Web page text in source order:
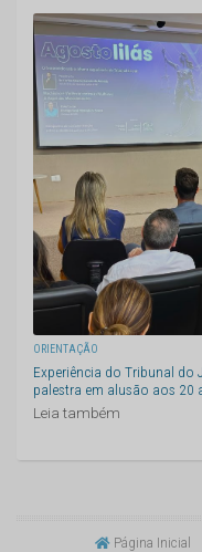
ORIENTAÇÃO
Experiência do Tribunal do
palestra em alusão aos 20
Leia também
Página Inicial